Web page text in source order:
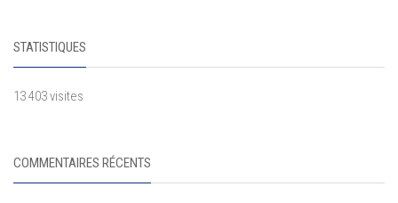
STATISTIQUES
13 403 visites
COMMENTAIRES RÉCENTS